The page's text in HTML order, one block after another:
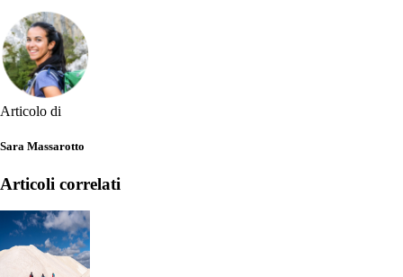
Articolo di
Sara Massarotto
Articoli correlati